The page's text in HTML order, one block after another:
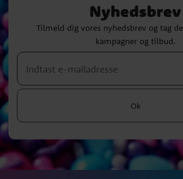
Nyhedsbrev
Tilmeld dig vores nyhedsbrev og tag
kampagner og tilbud.
Ok